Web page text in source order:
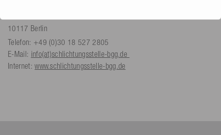
10117 Berlin
Telefon: +49 (0)30 18 527 2805
E-Mail: info(at)schlichtungsstelle-bgg.de
Internet:www.schlichtungsstelle-bgg.de